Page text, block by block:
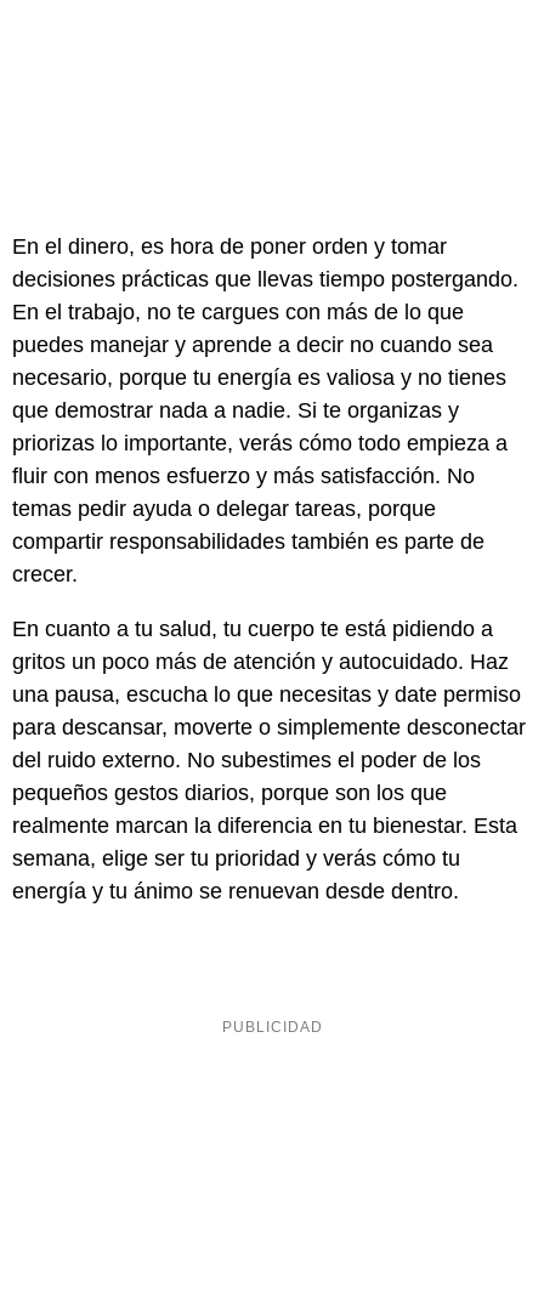
En el dinero, es hora de poner orden y tomar
decisiones prácticas que llevas tiempo postergando.
En el trabajo, no te cargues con más de lo que
puedes manejar y aprende a decir no cuando sea
necesario, porque tu energía es valiosa y no tienes
que demostrar nada a nadie. Si te organizas y
priorizas lo importante, verás cómo todo empieza a
fluir con menos esfuerzo y más satisfacción. No
temas pedir ayuda o delegar tareas, porque
compartir responsabilidades también es parte de
crecer.
En cuanto a tu salud, tu cuerpo te está pidiendo a
gritos un poco más de atención y autocuidado. Haz
una pausa, escucha lo que necesitas y date permiso
para descansar, moverte o simplemente desconectar
del ruido externo. No subestimes el poder de los
pequeños gestos diarios, porque son los que
realmente marcan la diferencia en tu bienestar. Esta
semana, elige ser tu prioridad y verás cómo tu
energía y tu ánimo se renuevan desde dentro.